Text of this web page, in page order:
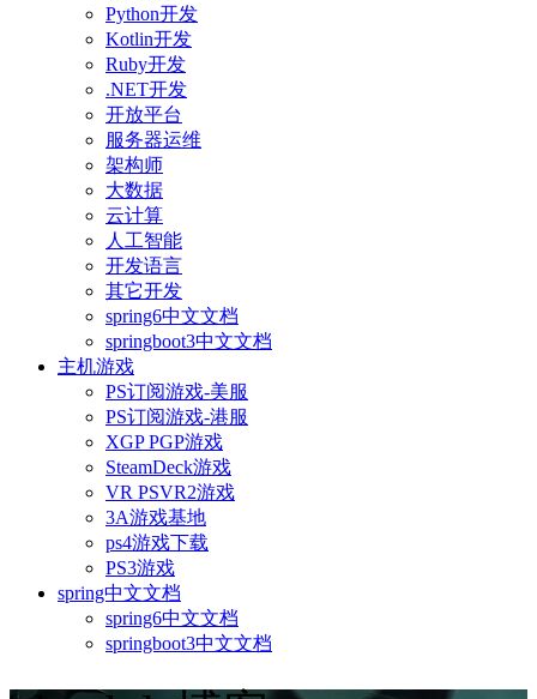
Python开发
Kotlin开发
Ruby开发
.NET开发
开放平台
服务器运维
架构师
大数据
云计算
人工智能
开发语言
其它开发
spring6中文文档
springboot3中文文档
主机游戏
PS订阅游戏-美服
PS订阅游戏-港服
XGP PGP游戏
SteamDeck游戏
VR PSVR2游戏
3A游戏基地
ps4游戏下载
PS3游戏
spring中文文档
spring6中文文档
springboot3中文文档